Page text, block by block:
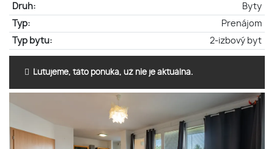
Druh:
Byty
Typ:
Prenájom
Typ bytu:
2-izbový byt
Ľutujeme, táto ponuka, už nie je aktuálna.